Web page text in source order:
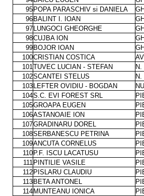
95 POPA PARASCHIV si DANIELA
96 BALINT I. IOAN
97 LUNGOCI GHEORGHE
98CUJBA ION
99 BOJOR IOAN
100CRISTIAN COSTICA
101 TUVEC LUCIAN - STEFAN
N.
102SCANTEI STELUS
N.
103 LEFTER OVIDIU - BOGDAN
104S.C. EVI FOREST SRL
105GROAPA EUGEN
106ASTANOAIE ION
107GRADINARU DOREL
108SERBANESCU PETRINA
109ANCUTA CORNELUS
110 P.F. ISCU LACATUSU
111 PINTILIE VASILE
112 PISLARU CLAUDIU
113 BETA ANTONEL
114 MUNTEANU IONICA